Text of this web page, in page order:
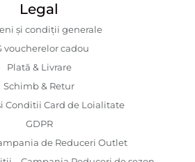
Legal
și condiții generale
voucherelor cadou
Plată & Livrare
Schimb & Retur
Conditii Card de Loialitate
GDPR
de Reduceri Outlet